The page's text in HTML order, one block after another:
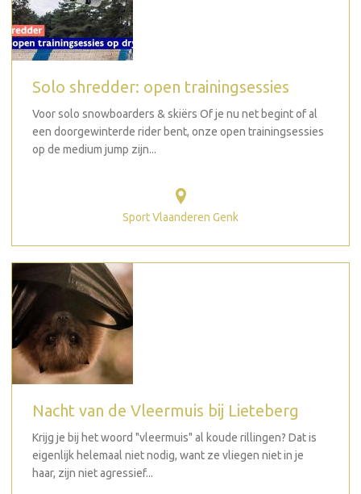
Solo shredder: open trainingsessies
Voor solo snowboarders & skiërs Of je nu net begint of al
een doorgewinterde rider bent, onze open trainingsessies
op de medium jump zijn...
Sport Vlaanderen Genk
Nacht van de Vleermuis bij Lieteberg
Krijg je bij het woord "vleermuis" al koude rillingen? Dat is
eigenlijk helemaal niet nodig, want ze vliegen niet in je
haar, zijn niet agressief...